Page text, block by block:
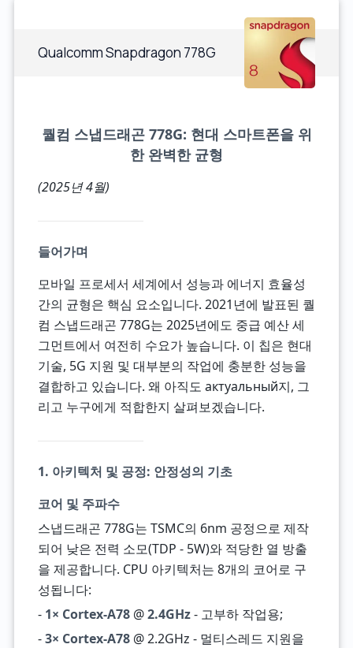
Qualcomm Snapdragon 778G
퀄컴 스냅드래곤 778G: 현대 스마트폰을 위
한 완벽한 균형
(2025년 4월)
들어가며
모바일 프로세서 세계에서 성능과 에너지 효율성
간의 균형은 핵심 요소입니다. 2021년에 발표된 퀄
컴 스냅드래곤 778G는 2025년에도 중급 예산 세
그먼트에서 여전히 수요가 높습니다. 이 칩은 현대
기술, 5G 지원 및 대부분의 작업에 충분한 성능을
결합하고 있습니다. 왜 아직도 актуальный지, 그
리고 누구에게 적합한지 살펴보겠습니다.
1. 아키텍처 및 공정: 안정성의 기초
코어 및 주파수
스냅드래곤 778G는 TSMC의 6nm 공정으로 제작
되어 낮은 전력 소모(TDP - 5W)와 적당한 열 방출
을 제공합니다. CPU 아키텍처는 8개의 코어로 구
성됩니다:
- 1× Cortex-A78@2.4GHz- 고부하 작업용;
-3× Cortex-A78@ 2.2GHz - 멀티스레드 지원을